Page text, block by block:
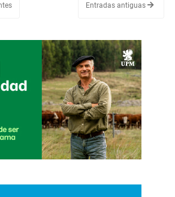
Entradas antiguas